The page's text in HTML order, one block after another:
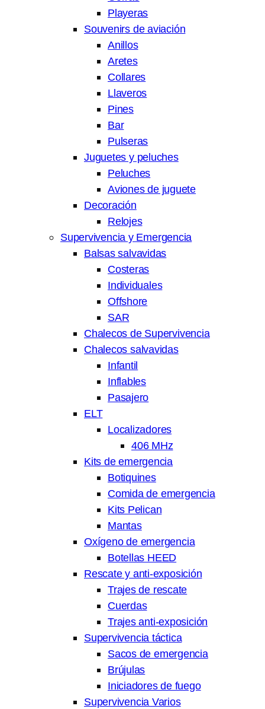
Playeras
Souvenirs de aviación
Anillos
Aretes
Collares
Llaveros
Pines
Bar
Pulseras
Juguetes y peluches
Peluches
Aviones de juguete
Decoración
Relojes
Supervivencia y Emergencia
Balsas salvavidas
Costeras
Individuales
Offshore
SAR
Chalecos de Supervivencia
Chalecos salvavidas
Infantil
Inflables
Pasajero
ELT
Localizadores
406 MHz
Kits de emergencia
Botiquines
Comida de emergencia
Kits Pelican
Mantas
Oxígeno de emergencia
Botellas HEED
Rescate y anti-exposición
Trajes de rescate
Cuerdas
Trajes anti-exposición
Supervivencia táctica
Sacos de emergencia
Brújulas
Iniciadores de fuego
Supervivencia Varios